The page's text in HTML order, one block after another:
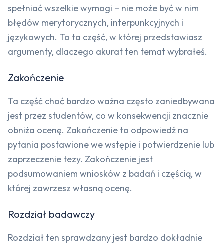
spełniać wszelkie wymogi – nie może być w nim
błędów merytorycznych, interpunkcyjnych i
językowych. To ta część, w której przedstawiasz
argumenty, dlaczego akurat ten temat wybrałeś.
Zakończenie
Ta część choć bardzo ważna często zaniedbywana
jest przez studentów, co w konsekwencji znacznie
obniża ocenę. Zakończenie to odpowiedź na
pytania postawione we wstępie i potwierdzenie lub
zaprzeczenie tezy. Zakończenie jest
podsumowaniem wniosków z badań i częścią, w
której zawrzesz własną ocenę.
Rozdział badawczy
Rozdział ten sprawdzany jest bardzo dokładnie